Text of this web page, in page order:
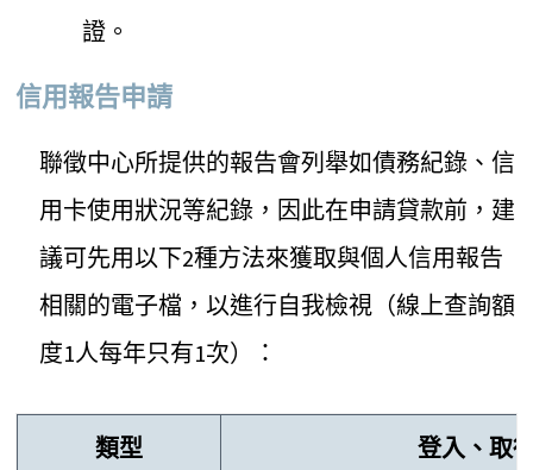
證。
信用報告申請
聯徵中心所提供的報告會列舉如債務紀錄、信
用卡使用狀況等紀錄，因此在申請貸款前，建
議可先用以下2種方法來獲取與個人信用報告
相關的電子檔，以進行自我檢視（線上查詢額
度1人每年只有1次）：
類型 登入、取